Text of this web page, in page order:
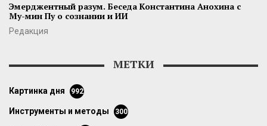
Эмерджентный разум. Беседа Константина Анохина с
Му-мин Пу о сознании и ИИ
Редакция
МЕТКИ
картинка дня 992
инструменты и методы 300